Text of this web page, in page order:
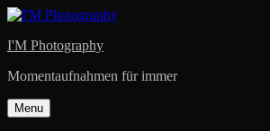
Skip
content
I'M Photography
Momentaufnahmen für immer
Menu